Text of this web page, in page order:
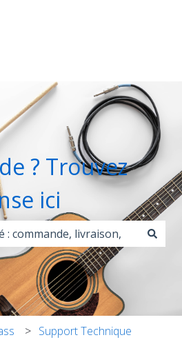
menu pour les traductions
? Trouvez
ici
car le champ de
Support Technique